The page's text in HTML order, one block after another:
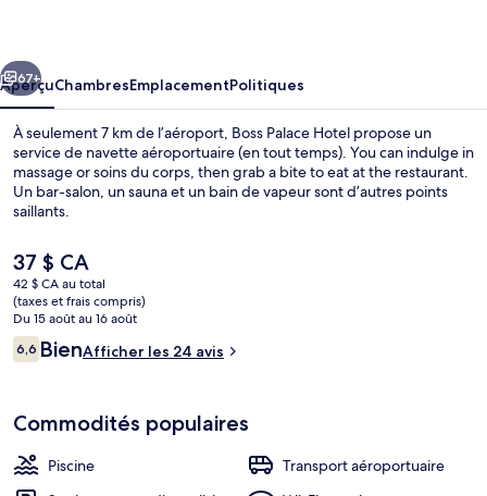
Suivant
67+
AperçuChambresEmplacementPolitiques
À seulement 7 km de l’aéroport, Boss Palace Hotel propose un
service de navette aéroportuaire (en tout temps). You can indulge in
massage or soins du corps, then grab a bite to eat at the restaurant.
Un bar-salon, un sauna et un bain de vapeur sont d’autres points
saillants.
Le
prix
actuel
est
de 37 $ CA
37 $ CA
42 $ CA au total
(taxes et frais compris)
Du 15 août au 16 août
Avis
6,66,6 sur 10 –
BienAfficher les 24 avis
Commodités populaires
Piscine
Transport aéroportuaire